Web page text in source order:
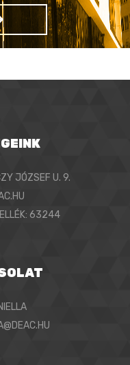
JÓZSEF U. 9.
63244